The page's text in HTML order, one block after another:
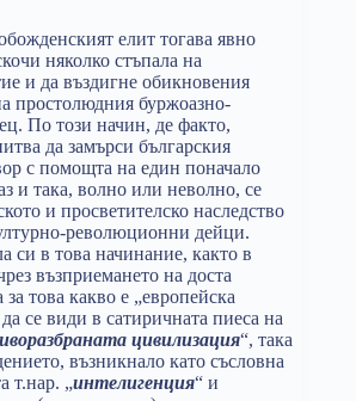
елит тогава явно
няколко стъпала на
и да въздигне обикновения
простолюдния буржоазно-
По този начин, де факто,
да замърси българския
с помощта на един поначало
и така, волно или неволно, се
и просветителско наследство
революционни дейци.
си в това начинание, както в
възприемането на доста
това какво е „европейска
се види в сатиричната пиеса на
цивилизация“, така
възникнало като съсловна
т.нар. „интелигенция“ и